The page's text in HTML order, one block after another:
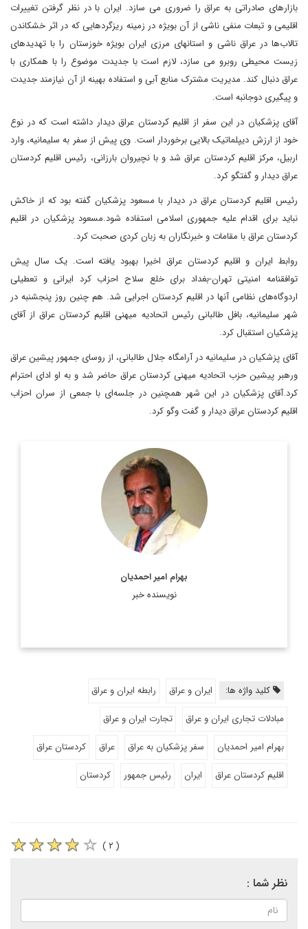
بازارهای صادراتی به عراق را ضروری می سازد. ایران با در نظر گرفتن تغییرات
اقلیمی و تبعات منفی ناشی از آن بویژه در زمینه ریزگردهایی که در اثر خشکاندن
تالاب‌ها در عراق ناشی و استانهای مرزی ایران بویژه خوزستان را با تهدیدهای
زیست محیطی روبرو می سازد، لازم است با جدیدت موضوع را با همکاری با
عراق دنبال کند. مدیریت مشترک منابع آبی و استفاده بهینه از آن نیازمند جدیدت
و پیگیری دوجانبه است.
آقای پزشکیان در این سفر از اقلیم کردستان عراق دیدار داشته است که در نوع
خود از ارزش دیپلماتیک بالایی برخوردار است. وی پیش از سفر به سلیمانیه، وارد
اربیل، مرکز اقلیم کردستان عراق شد و با نچیروان بارزانی، رئیس اقلیم کردستان
عراق دیدار و گفتگو کرد.
رئیس اقلیم کردستان عراق در دیدار با مسعود پزشکیان گفته بود که از خاکش
نباید برای اقدام علیه جمهوری اسلامی استفاده شود.مسعود پزشکیان در اقلیم
کردستان عراق با مقامات و خبرنگاران به زبان کردی صحبت کرد.
روابط ایران و اقلیم کردستان عراق اخیرا بهبود یافته است. یک سال پیش
توافقنامه امنیتی تهران-بغداد برای خلع سلاح احزاب کرد ایرانی و تعطیلی
اردوگاه‌های نظامی آنها در اقلیم کردستان اجرایی شد. هم چنین روز پنجشنبه در
شهر سلیمانیه،‌ بافل طالبانی رئیس اتحادیه میهنی اقلیم کردستان عراق از آقای
پزشکیان استقبال کرد.
آقای پزشکیان در سلیمانیه در آرامگاه جلال طالبانی، از روسای جمهور پیشین عراق
ورهبر پیشین حزب اتحادیه میهنی کردستان عراق حاضر شد و به او ادای احترام
کرد.آقای پزشکیان در این شهر همچنین در جلسه‌ای با جمعی از سران احزاب
اقلیم کردستان عراق دیدار و گفت وگو کرد.
بهرام امیر احمدیان
نویسنده خبر
استادیار جغرافیای سیاسی، دانشکده مطالعات جهان دانشگاه تهران
اطلاعات بیشتر
کلید واژه ها: ایران و عراق
رابطه ایران و عراق
مبادلات تجاری ایران و عراق
تجارت ایران و عراق
بهرام امیر احمدیان
سفر پزشکیان به عراق عراق
کردستان عراق
اقلیم کردستان عراق
ایران رئیس جمهور کردستان
( ۲ )
نظر شما :